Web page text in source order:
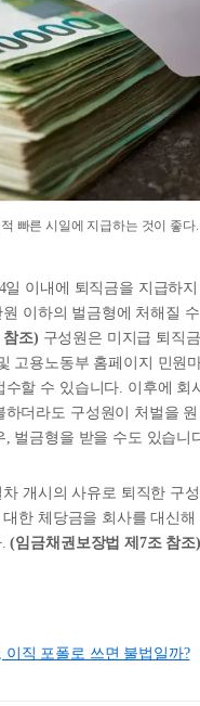
빠른 시일에 지급하는 것이 좋다.
이내에 퇴직금을 지급하지
이하의 벌금형에 처해질 수
참조) 구성원은 미지급 퇴직금
고용노동부 홈페이지 민원
할 수 있습니다. 이후에 회
더라도 구성원이 처벌을 원
벌금형을 받을 수도 있습니
개시의 사유로 퇴직한 구성
한 체당금을 회사를 대신해
.(임금채권보장법 제7조 참조)
이직 포폴로 쓰면 불법일까?